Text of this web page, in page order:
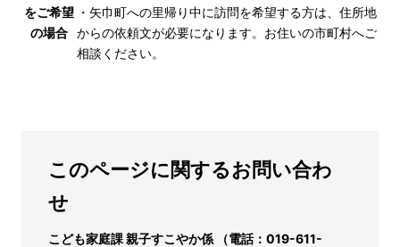
をご希望
の場合
・矢巾町への里帰り中に訪問を希望する方は、住所地
からの依頼文が必要になります。お住いの市町村へご
相談ください。
このページに関するお問い合わ
せ
こども家庭課 親子すこやか係 （電話：019-611-